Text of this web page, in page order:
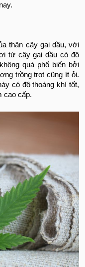
thân cây gai dầu, với
từ cây gai dầu có độ
quá phổ biến bởi
trồng trọt cũng ít ỏi.
có độ thoáng khí tốt,
cao cấp.